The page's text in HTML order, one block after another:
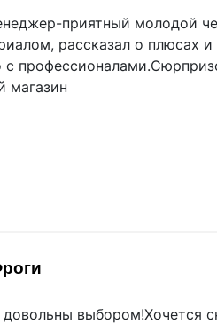
приятный молодой
рассказал о плюсах
с
магазин
выбором!Хочется